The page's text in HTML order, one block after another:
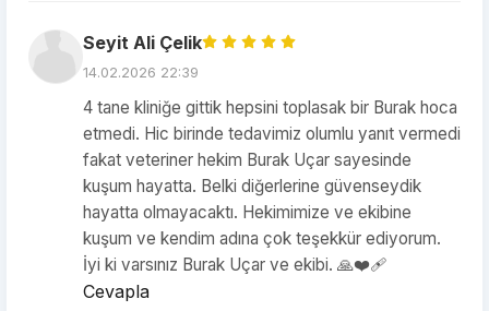
Seyit Ali Çelik
14.02.2026 22:39
4 tane kliniğe gittik hepsini toplasak bir Burak hoca
etmedi. Hic birinde tedavimiz olumlu yanıt vermedi
fakat veteriner hekim Burak Uçar sayesinde
kuşum hayatta. Belki diğerlerine güvenseydik
hayatta olmayacaktı. Hekimimize ve ekibine
kuşum ve kendim adına çok teşekkür ediyorum.
İyi ki varsınız Burak Uçar ve ekibi. 🙏❤️‍🩹
Cevapla